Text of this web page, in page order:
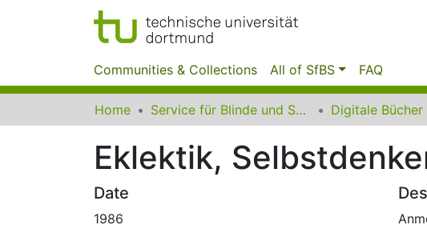
Communities & Collections All of SfBS FAQ
Home Service für Blinde und Sehbehinderte der UB Dortmund
Eklektik,
Date
1986